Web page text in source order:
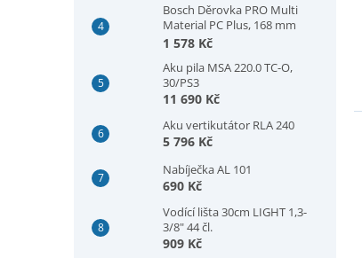
Bosch Děrovka PRO Multi
Material PC Plus, 168 mm
(2608594420)
1 578 Kč
Aku pila MSA 220.0 TC-O,
30/PS3
11 690 Kč
Aku vertikutátor RLA 240
5 796 Kč
Nabíječka AL 101
690 Kč
Vodící lišta 30cm LIGHT 1,3-
3/8" 44 čl.
909 Kč